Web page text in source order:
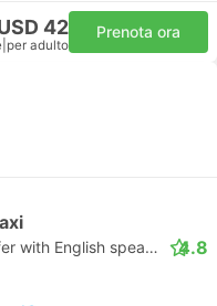
42
per adulto
Prenota ora
Daytrip private transfer with English speaking driver 4.8